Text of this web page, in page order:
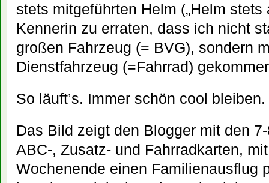
stets mitgeführten Helm („Helm stets
Kennerin zu erraten, dass ich nicht
großen Fahrzeug (= BVG), sondern
Dienstfahrzeug (=Fahrrad)
So läuft’s. Immer schön cool bleiben.
Das Bild zeigt den Blogger mit den
ABC-, Zusatz- und Fahrradkarten,
Wochenende einen Familienausflug